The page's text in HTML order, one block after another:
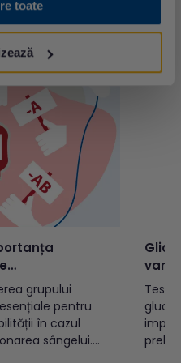
toate
3 în
grupului
pentru
în cazul
sângelui.